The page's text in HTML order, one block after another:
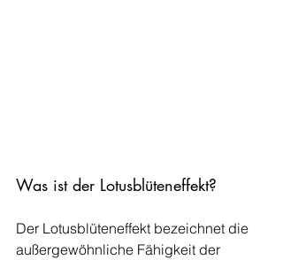
Was ist der Lotusblüteneffekt?
Der Lotusblüteneffekt bezeichnet die
außergewöhnliche Fähigkeit der